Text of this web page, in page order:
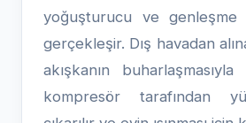
yoğuşturucu ve genleşme
gerçekleşir. Dış havadan
akışkanın
kompresör tarafından